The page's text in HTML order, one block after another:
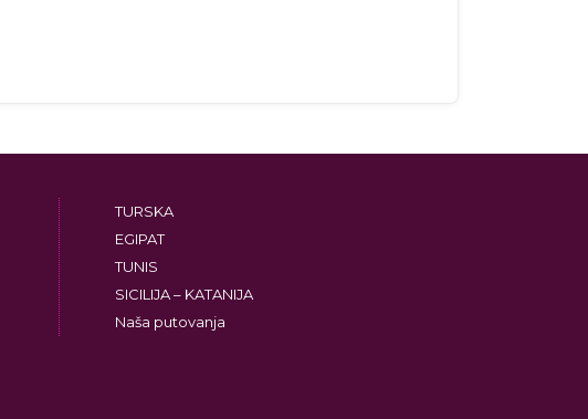
TURSKA
EGIPAT
TUNIS
SICILIJA – KATANIJA
Naša putovanja